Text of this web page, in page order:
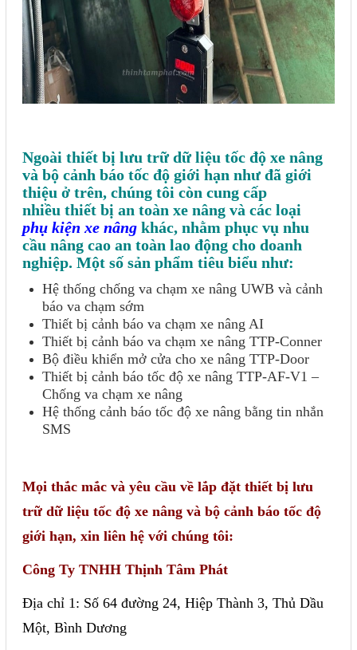
Ngoài thiết bị lưu trữ dữ liệu tốc độ xe nâng
và bộ cảnh báo tốc độ giới hạn như đã giới
thiệu ở trên, chúng tôi còn cung cấp
nhiều thiết bị an toàn xe nâng và các loại
phụ kiện xe nâng khác, nhằm phục vụ nhu
cầu nâng cao an toàn lao động cho doanh
nghiệp. Một số sản phẩm tiêu biểu như:
Hệ thống chống va chạm xe nâng UWB và cảnh
báo va chạm sớm
Thiết bị cảnh báo va chạm xe nâng AI
Thiết bị cảnh báo va chạm xe nâng TTP-Conner
Bộ điều khiển mở cửa cho xe nâng TTP-Door
Thiết bị cảnh báo tốc độ xe nâng TTP-AF-V1 –
Chống va chạm xe nâng
Hệ thống cảnh báo tốc độ xe nâng bằng tin nhắn
SMS
Mọi thắc mắc và yêu cầu về lắp đặt thiết bị lưu
trữ dữ liệu tốc độ xe nâng và bộ cảnh báo tốc độ
giới hạn, xin liên hệ với chúng tôi:
Công Ty TNHH Thịnh Tâm Phát
Địa chỉ 1: Số 64 đường 24, Hiệp Thành 3, Thủ Dầu
Một, Bình Dương